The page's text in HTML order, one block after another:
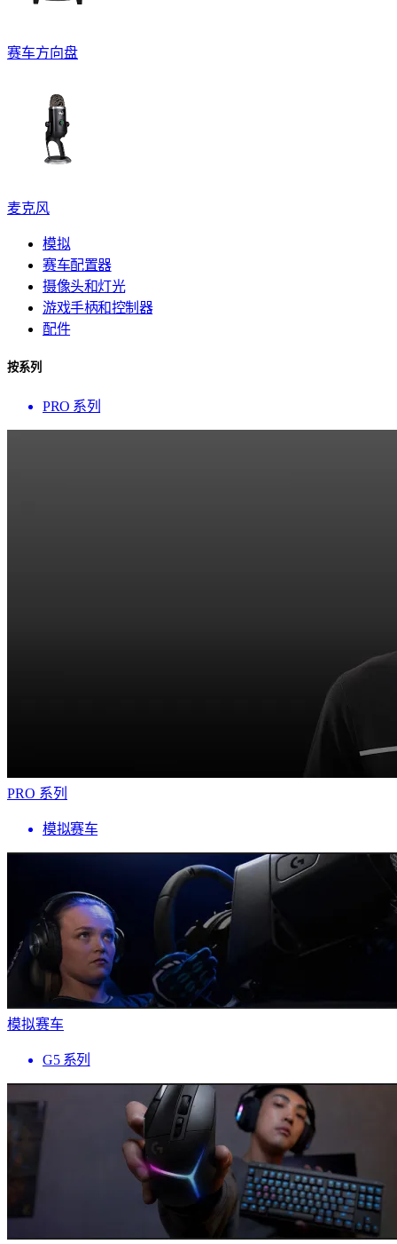
赛车方向盘
麦克风
模拟
赛车配置器
摄像头和灯光
游戏手柄和控制器
配件
按系列
PRO 系列
PRO 系列
模拟赛车
模拟赛车
G5 系列